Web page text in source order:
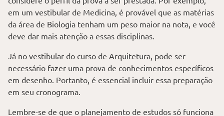
em um vestibular de Medicina, é provável que as matérias
da área de Biologia tenham um peso maior na nota, e você
deve dar mais atenção a essas disciplinas.
Já no vestibular do curso de Arquitetura, pode ser
necessário fazer uma prova de conhecimentos específicos
em desenho. Portanto, é essencial incluir essa preparação
em seu cronograma.
Lembre-se de que o planejamento de estudos só funciona